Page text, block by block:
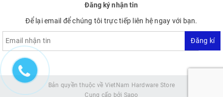
Đăng ký nhận tin
Để lại email để chúng tôi trực tiếp liên hệ ngay với bạn.
Đăng kí
Bản quyền thuộc về VietNam Hardware Store
Cung cấp bởi Sapo